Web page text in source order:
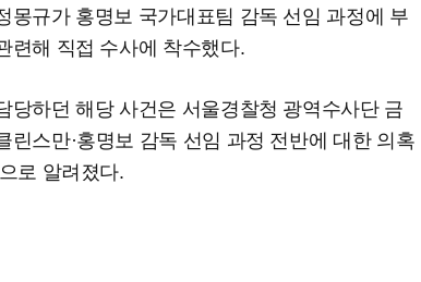
몽규가 홍명보 국가대표팀 감독 선임 과정에 부
련해 직접 수사에 착수했다.
당하던 해당 사건은 서울경찰청 광역수사단 금
린스만·홍명보 감독 선임 과정 전반에 대한 의혹
로 알려졌다.